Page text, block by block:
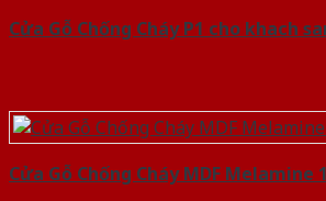
Cửa Gỗ Chống Cháy P1 cho khach
Cửa Gỗ Chống Cháy MDF Melamine